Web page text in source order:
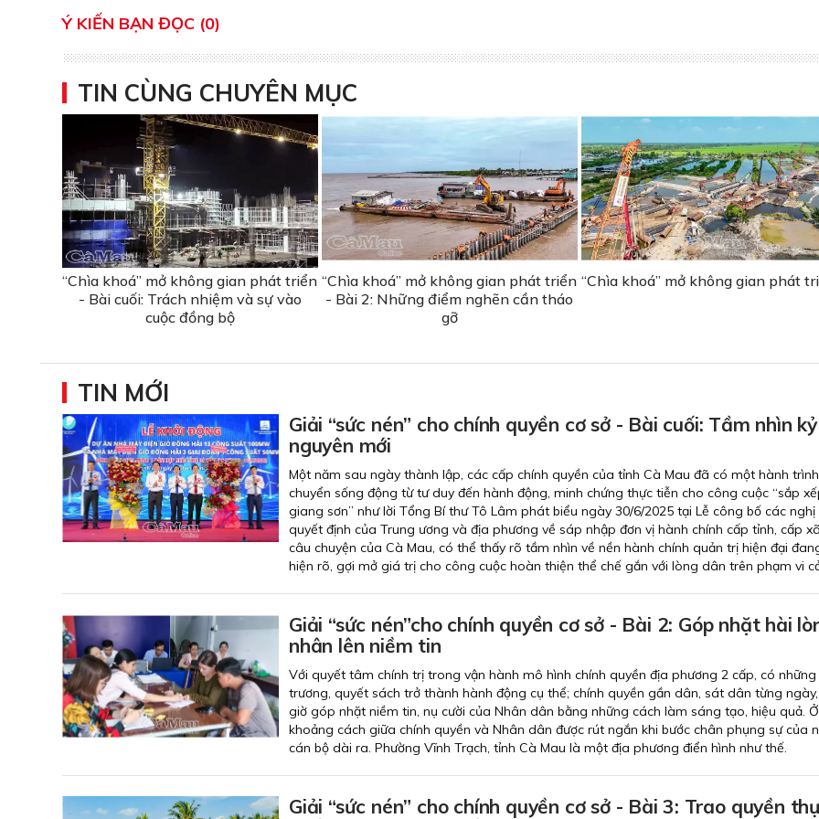
Ý KIẾN BẠN ĐỌC (0)
TIN CÙNG CHUYÊN MỤC
“Chìa khoá” mở không gian phát triển
- Bài cuối: Trách nhiệm và sự vào
cuộc đồng bộ
“Chìa khoá” mở không gian phát triển
- Bài 2: Những điểm nghẽn cần tháo
gỡ
“Chìa khoá” mở không gian phát
TIN MỚI
Giải “sức nén” cho chính quyền cơ sở - Bài cuối: Tầm nhìn kỷ
nguyên mới
Một năm sau ngày thành lập, các cấp chính quyền của tỉnh Cà Mau đã có một hành
chuyển sống động từ tư duy đến hành động, minh chứng thực tiễn cho công cuộc “sắp
giang sơn” như lời Tổng Bí thư Tô Lâm phát biểu ngày 30/6/2025 tại Lễ công bố các nghị
quyết định của Trung ương và địa phương về sáp nhập đơn vị hành chính cấp tỉnh, cấp
câu chuyện của Cà Mau, có thể thấy rõ tầm nhìn về nền hành chính quản trị hiện đại
hiện rõ, gợi mở giá trị cho công cuộc hoàn thiện thể chế gắn với lòng dân trên phạm vi
Giải “sức nén”cho chính quyền cơ sở - Bài 2: Góp nhặt hài
nhân lên niềm tin
Với quyết tâm chính trị trong vận hành mô hình chính quyền địa phương 2 cấp, có những
trương, quyết sách trở thành hành động cụ thể; chính quyền gần dân, sát dân từng
giờ góp nhặt niềm tin, nụ cười của Nhân dân bằng những cách làm sáng tạo, hiệu quả.
khoảng cách giữa chính quyền và Nhân dân được rút ngắn khi bước chân phụng sự của
cán bộ dài ra. Phường Vĩnh Trạch, tỉnh Cà Mau là một địa phương điển hình như thế.
Giải “sức nén” cho chính quyền cơ sở - Bài 3: Trao quyền